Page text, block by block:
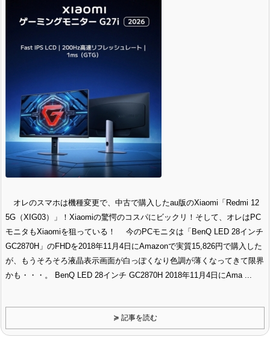
オレのスマホは機種変更で、中古で購入したau版のXiaomi「Redmi 12
5G（XIG03）」！Xiaomiの驚愕のコスパにビックリ！そして、オレはPC
モニタもXiaomiを狙っている！ 今のPCモニタは「BenQ LED 28インチ
GC2870H」のFHDを2018年11月4日にAmazonで実質15,826円で購入した
が、もうそろそろ液晶表示画面が白っぽくなり色調が薄くなってきて限界
かも・・・。 BenQ LED 28インチ GC2870H 2018年11月4日にAma ...
≽ 記事を読む